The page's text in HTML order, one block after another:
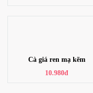
Cà giá ren mạ kẽm
10.980đ